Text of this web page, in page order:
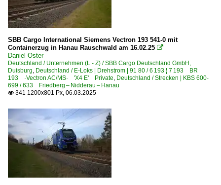
6 187 BR 187 ·Traxx AC3·
6 187 BR 187 ·Traxx AC3· Private
6 189 BR 189 ·ES 64 F4· Private
6 192 BR 192 ·Smartron·
6 193 ¦ 7 193 BR 193 ·Vectron AC/MS· 'X4 E' Private
E-Loks | konventionell
6 111 BR 111 Werbeloks
Elektrotriebzüge | 93 8x | ICE - IC
ICE 4 BR 412 · x 412 · x 812
SBB Cargo International Siemens Vectron 193 541-0 mit
Containerzug in Hanau Rauschwald am 16.02.25 
Daniel Oster
Deutschland / Unternehmen (L - Z) / SBB Cargo Deutschland GmbH,
Duisburg, Deutschland / E-Loks | Drehstrom | 91 80 / 6 193 ¦ 7 193 BR
193 ·Vectron AC/MS· 'X4 E' Private, Deutschland / Strecken | KBS 600-
699 / 633 Friedberg – Nidderau – Hanau
 341 1200x801 Px, 06.03.2025